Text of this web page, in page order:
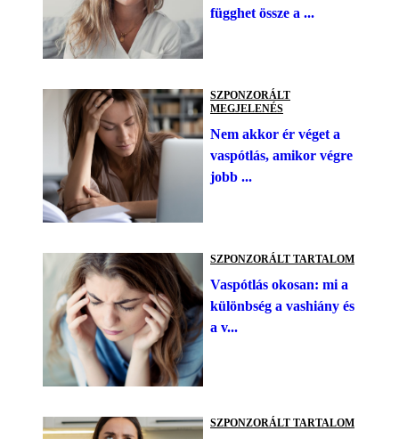
függhet össze a ...
SZPONZORÁLT
MEGJELENÉS
Nem akkor ér véget a
vaspótlás, amikor végre
jobb ...
SZPONZORÁLT TARTALOM
Vaspótlás okosan: mi a
különbség a vashiány és
a v...
SZPONZORÁLT TARTALOM